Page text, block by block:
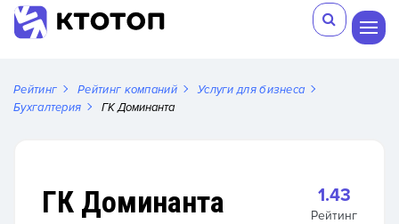
Рейтинг Рейтинг компаний
Услуги для бизнеса
Бухгалтерия
ГК Доминанта
ГК Доминанта 1.43
Рейтинг